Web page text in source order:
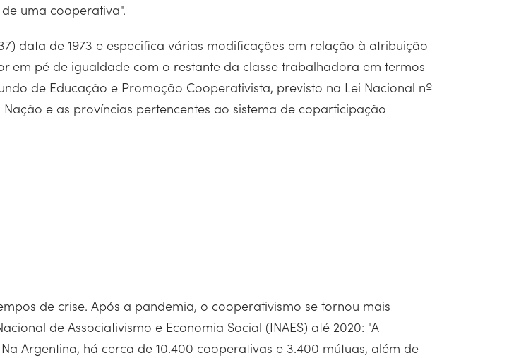
uma cooperativa".
data de 1973 e especifica várias modificações em relação à atribuição
em pé de igualdade com o restante da classe trabalhadora em termos
de Educação e Promoção Cooperativista, previsto na Lei Nacional nº
e as províncias pertencentes ao sistema de coparticipação
de crise. Após a pandemia, o cooperativismo se tornou mais
de Associativismo e Economia Social (INAES) até 2020: "A
Argentina, há cerca de 10.400 cooperativas e 3.400 mútuas, além de